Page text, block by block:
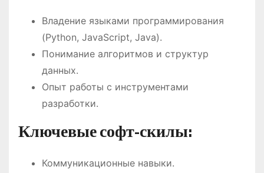
Владение языками программирования
(Python, JavaScript, Java).
Понимание алгоритмов и структур
данных.
Опыт работы с инструментами
разработки.
Ключевые софт-скилы:
Коммуникационные навыки.